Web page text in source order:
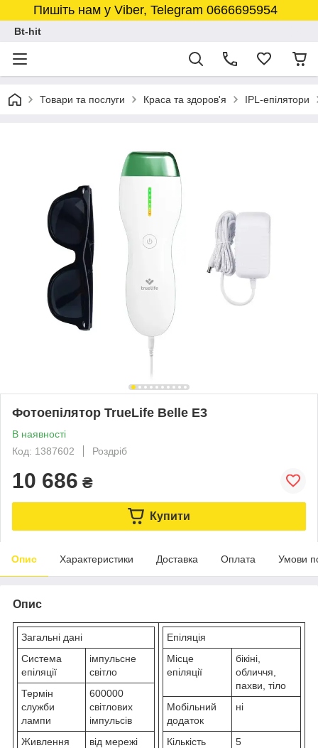
Пишіть нам у Viber, Telegram 0666695954
Bt-hit
Товари та послуги Краса та здоров'я IPL-епілятори
Фотоепілятор TrueLife Belle E3
В наявності
Код: 1387602
Роздріб
10 686 ₴
Купити
Опис Характеристики Доставка Оплата Умови
Опис
Загальні дані
Система
епіляції
імпульсне
світло
Термін
служби
лампи
600000
світлових
імпульсів
Живлення
від мережі
Епіляція
Місце
епіляції
бікіні,
обличчя,
пахви, тіло
Мобільний
додаток
ні
Кількість
5